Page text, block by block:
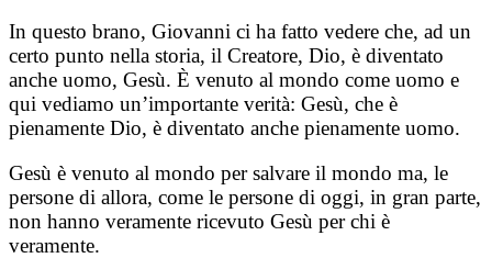
In questo brano, Giovanni ci ha fatto vedere che, ad un
certo punto nella storia, il Creatore, Dio, è diventato
anche uomo, Gesù. È venuto al mondo come uomo e
qui vediamo un’importante verità: Gesù, che è
pienamente Dio, è diventato anche pienamente uomo.
Gesù è venuto al mondo per salvare il mondo ma, le
persone di allora, come le persone di oggi, in gran parte,
non hanno veramente ricevuto Gesù per chi è
veramente.